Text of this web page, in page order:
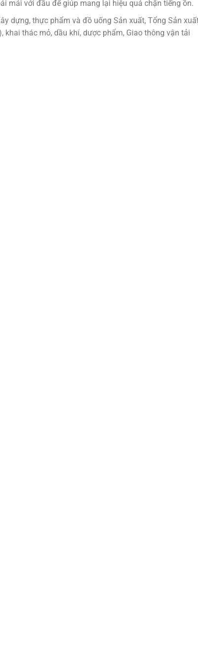
mái với đầu để giúp mang lại hiệu quả chặn tiếng ồn.
dựng, thực phẩm và đồ uống Sản xuất, Tổng Sản
thác mỏ, dầu khí, dược phẩm, Giao thông vận tải